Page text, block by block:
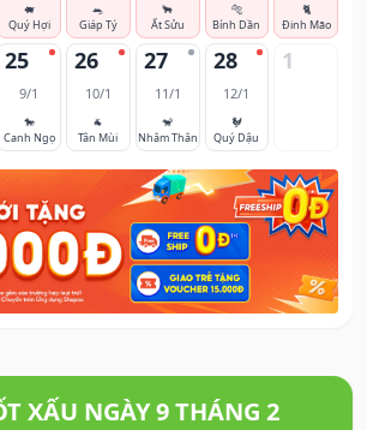
🐖
Quý Hợi
🐀
Giáp Tý
🐂
Ất Sửu
🐅
Bính Dần
🐈
Đinh Mão
25
9/1
🐎
Canh Ngọ
26
10/1
🐐
Tân Mùi
27
11/1
🐒
Nhâm Thân
28
12/1
🐓
Quý Dậu
1
XẤU NGÀY 9 THÁNG 2